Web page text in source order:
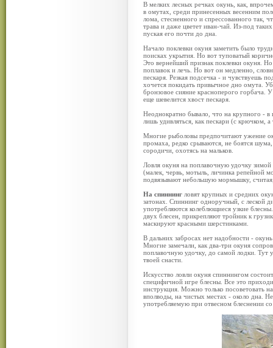
В мелких лесных речках окунь, как,
в омутах, среди принесенных весенним
лома, стесненного и спрессованного так,
трава и даже цветет иван-чай. Из-под
пуская его почти до дна.
Начало поклевки окуня заметить было
поисках укрытия. Но вот туповатый
Это вернейший признак поклевки окуня.
поплавок и лечь. Но вот он медленно,
пескаря. Резкая подсечка - и чувствуешь
хочется покидать привычное дно омута.
бронзовое сияние красноперого горбача.
еще шевелится хвост пескаря.
Неоднократно бывало, что на крупного -
лишь удивляться, как пескари (с крючком,
Многие рыболовы предпочитают ужение
промаха, редко срываются, не боятся
сородичи, охотясь на мальков.
Ловля окуня на поплавочную удочку
(малек, червь, мотыль, личинка репейной
подвязывают небольшую мормышку,
На спиннинг ловят крупных и средних
затонах. Спиннинг одноручный, с леской
употребляются колеблющиеся узкие
двух блесен, прикрепляют тройник к
маскируют красными шерстинками.
В дальних забросах нет надобности -
Многие замечали, как два-три окуня
поплавочную удочку, до самой лодки. Тут
твоей снасти.
Искусство ловли окуня спиннингом
специфичной игре блесны. Все это
инструкция. Можно только посоветовать
вполводы, на чистых местах - около дна.
употребляемую при отвесном блеснении